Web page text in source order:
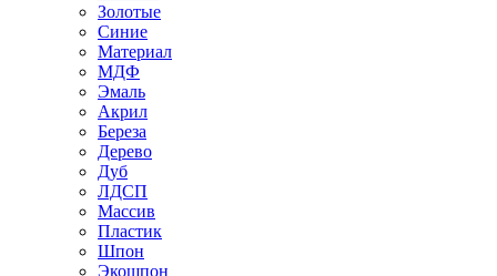
Золотые
Синие
Материал
МДФ
Эмаль
Акрил
Береза
Дерево
Дуб
ЛДСП
Массив
Пластик
Шпон
Экошпон